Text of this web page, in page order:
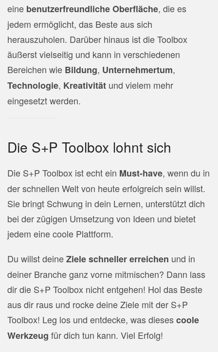
eine benutzerfreundliche Oberfläche, die es
jedem ermöglicht, das Beste aus sich
herauszuholen. Darüber hinaus ist die Toolbox
äußerst vielseitig und kann in verschiedenen
Bereichen wie Bildung, Unternehmertum,
Technologie, Kreativität und vielem mehr
eingesetzt werden.
Die S+P Toolbox lohnt sich
Die S+P Toolbox ist echt ein Must-have, wenn du in
der schnellen Welt von heute erfolgreich sein willst.
Sie bringt Schwung in dein Lernen, unterstützt dich
bei der zügigen Umsetzung von Ideen und bietet
jedem eine coole Plattform.
Du willst deineZiele schneller erreichen und in
deiner Branche ganz vorne mitmischen? Dann lass
dir die S+P Toolbox nicht entgehen! Hol das Beste
aus dir raus und rocke deine Ziele mit der S+P
Toolbox! Leg los und entdecke, was diesescoole
Werkzeug für dich tun kann. Viel Erfolg!